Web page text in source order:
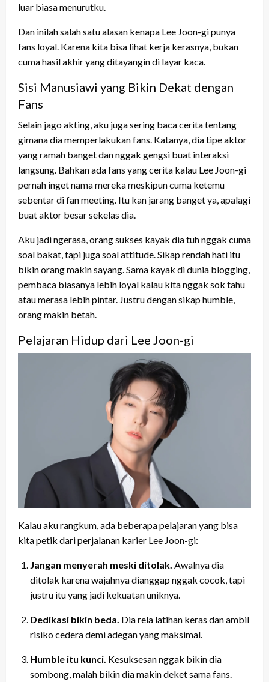
luar biasa menurutku.
Dan inilah salah satu alasan kenapa Lee Joon-gi punya
fans loyal. Karena kita bisa lihat kerja kerasnya, bukan
cuma hasil akhir yang ditayangin di layar kaca.
Sisi Manusiawi yang Bikin Dekat dengan
Fans
Selain jago akting, aku juga sering baca cerita tentang
gimana dia memperlakukan fans. Katanya, dia tipe aktor
yang ramah banget dan nggak gengsi buat interaksi
langsung. Bahkan ada fans yang cerita kalau Lee Joon-gi
pernah inget nama mereka meskipun cuma ketemu
sebentar di fan meeting. Itu kan jarang banget ya, apalagi
buat aktor besar sekelas dia.
Aku jadi ngerasa, orang sukses kayak dia tuh nggak cuma
soal bakat, tapi juga soal attitude. Sikap rendah hati itu
bikin orang makin sayang. Sama kayak di dunia blogging,
pembaca biasanya lebih loyal kalau kita nggak sok tahu
atau merasa lebih pintar. Justru dengan sikap humble,
orang makin betah.
Pelajaran Hidup dari Lee Joon-gi
Kalau aku rangkum, ada beberapa pelajaran yang bisa
kita petik dari perjalanan karier Lee Joon-gi:
Jangan menyerah meski ditolak. Awalnya dia
ditolak karena wajahnya dianggap nggak cocok, tapi
justru itu yang jadi kekuatan uniknya.
Dedikasi bikin beda. Dia rela latihan keras dan ambil
risiko cedera demi adegan yang maksimal.
Humble itu kunci. Kesuksesan nggak bikin dia
sombong, malah bikin dia makin deket sama fans.